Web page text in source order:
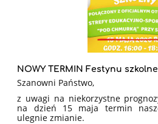
NOWY TERMIN Festynu
Szanowni Państwo,
z uwagi na niekorzystne
na dzień 15 maja termin
ulegnie zmianie.